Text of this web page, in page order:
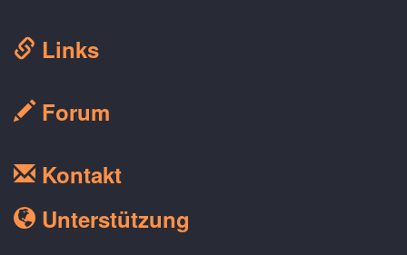
Links
Forum
Kontakt
Unterstützung